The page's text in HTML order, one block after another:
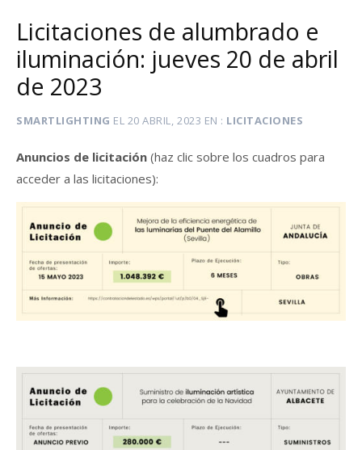
Licitaciones de alumbrado e
iluminación: jueves 20 de abril
de 2023
SMARTLIGHTING EL 20 ABRIL, 2023 EN LICITACIONES
Anuncios de licitación (haz clic sobre los cuadros para
acceder a las licitaciones):